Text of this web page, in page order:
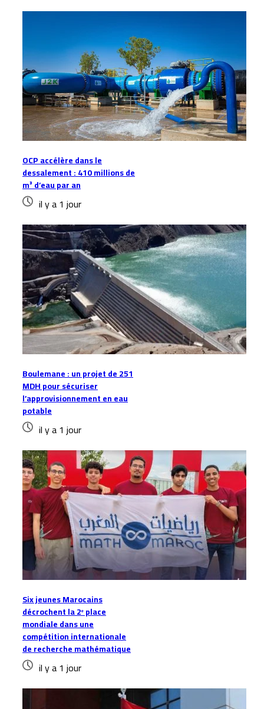
OCP accélère dans le
dessalement : 410 millions de
m³ d’eau par an
il y a 1 jour
Boulemane : un projet de 251
MDH pour sécuriser
l’approvisionnement en eau
potable
il y a 1 jour
Six jeunes Marocains
décrochent la 2ᵉ place
mondiale dans une
compétition internationale
de recherche mathématique
il y a 1 jour